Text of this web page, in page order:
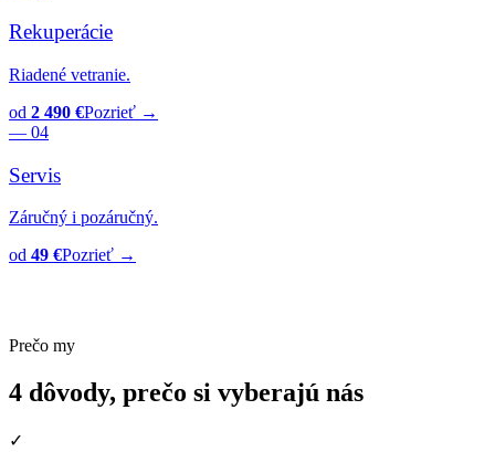
Rekuperácie
Riadené vetranie.
od 2 490 €Pozrieť →
— 04
Servis
Záručný i pozáručný.
od 49 €Pozrieť →
Prečo my
4 dôvody, prečo si vyberajú nás
✓